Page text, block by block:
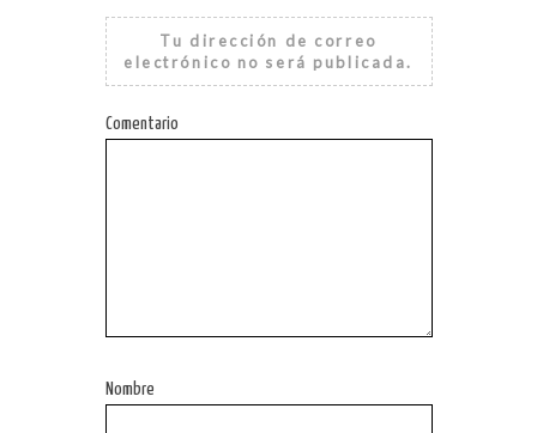
Tu dirección de correo
electrónico no será publicada.
Comentario
Nombre